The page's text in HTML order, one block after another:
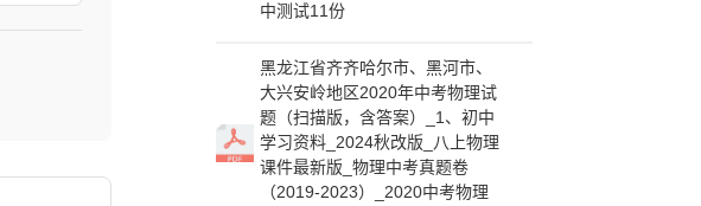
中测试11份
黑龙江省齐齐哈尔市、黑河市、
大兴安岭地区2020年中考物理试
题（扫描版，含答案）_1、初中
学习资料_2024秋改版_八上物理
课件最新版_物理中考真题卷
（2019-2023）_2020中考物理